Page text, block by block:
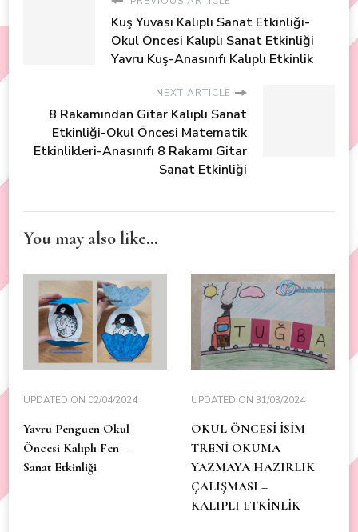
Kuş Yuvası Kalıplı Sanat Etkinliği-
Okul Öncesi Kalıplı Sanat Etkinliği
Yavru Kuş-Anasınıfı Kalıplı Etkinlik
NEXT ARTICLE
8 Rakamından Gitar Kalıplı Sanat
Etkinliği-Okul Öncesi Matematik
Etkinlikleri-Anasınıfı 8 Rakamı Gitar
Sanat Etkinliği
You may also like...
UPDATED ON 02/04/2024
Yavru Penguen Okul
Öncesi Kalıplı Fen –
Sanat Etkinliği
UPDATED ON 31/03/2024
OKUL ÖNCESİ İSİM
TRENİ OKUMA
YAZMAYA HAZIRLIK
ÇALIŞMASI –
KALIPLI ETKİNLİK